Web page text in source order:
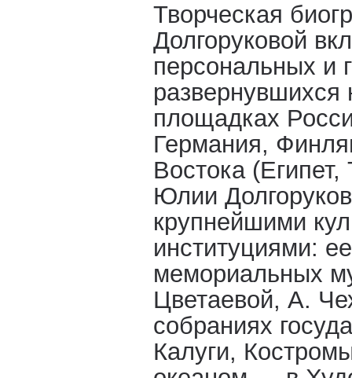
Творческая
Долгоруковой
персональных и
развернувшихся
площадках
Германия,
Востока
Юлии
крупнейшими
институциями:
мемориальных
Цветаевой, А.
собраниях
Калуги,